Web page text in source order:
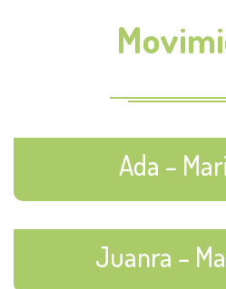
Ada –
Juanra –